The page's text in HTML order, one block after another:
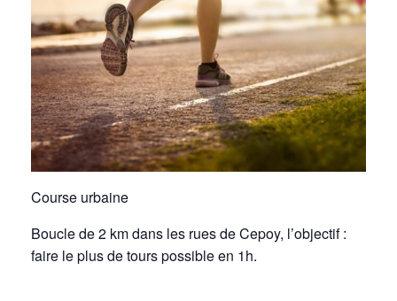
Course urbaine
Boucle de 2 km dans les rues de Cepoy, l’objectif :
faire le plus de tours possible en 1h.